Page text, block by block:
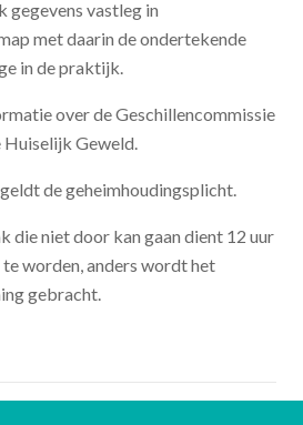
gegevens vastleg in
met daarin de ondertekende
in de praktijk.
over de Geschillencommissie
Huiselijk Geweld.
de geheimhoudingsplicht.
die niet door kan gaan dient 12 uur
worden, anders wordt het
gebracht.